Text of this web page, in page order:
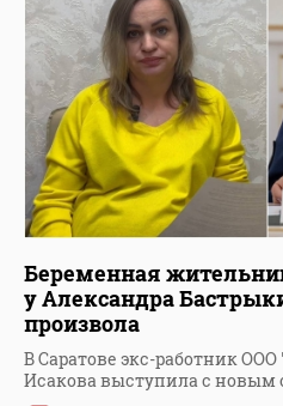
Беременная
у Александра
произвола
В Саратове экс-работник ООО
Исакова выступила с